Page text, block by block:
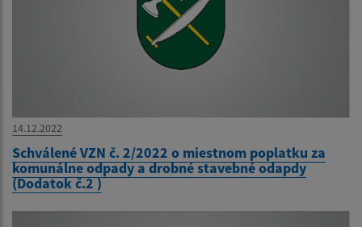
14.12.2022
Schválené VZN č. 2/2022 o miestnom poplatku za
komunálne odpady a drobné stavebné odapdy
(Dodatok č.2 )